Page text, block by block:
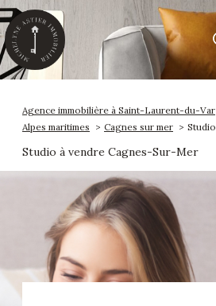
Accueil 0 Langue
fr
Agence immobilière à Saint-Laurent-du-Var
Alpes maritimes
Cagnes sur mer Studio
Studio à vendre Cagnes-Sur-Mer